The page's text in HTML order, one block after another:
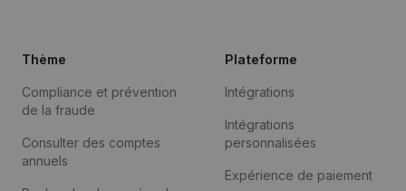
Thème
Compliance et prévention
de la fraude
Consulter des comptes
annuels
Plateforme
Intégrations
Intégrations
personnalisées
Expérience de paiement